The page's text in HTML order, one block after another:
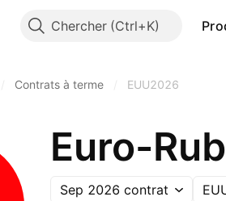
Chercher
Contrats à terme EUU2026
Euro-
Sep 2026 contrat